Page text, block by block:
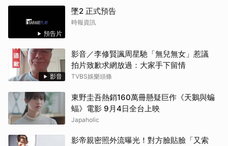
預告片
墜2 正式預告
時報資訊
影音
影音／李修賢諷周星馳「無兒無女」惹議
拍片致歉求網放過：大家手下留情
TVBS娛樂頭條
東野圭吾熱銷160萬冊懸疑巨作《天鵝與蝙
蝠》電影 9月4日全台上映
Japaholic
影帝親密照外流曝光！對方臉貼臉「又索